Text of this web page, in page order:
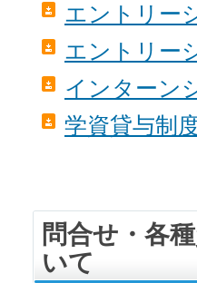
エントリー
エントリー
インターン
学資貸与制
問合せ・各
いて